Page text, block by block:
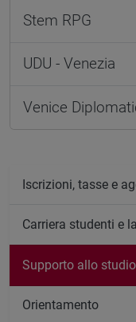
Stem RPG
UDU - Venezia
Venice
Iscrizioni, tasse e
Carriera studenti e
Supporto allo
Orientamento